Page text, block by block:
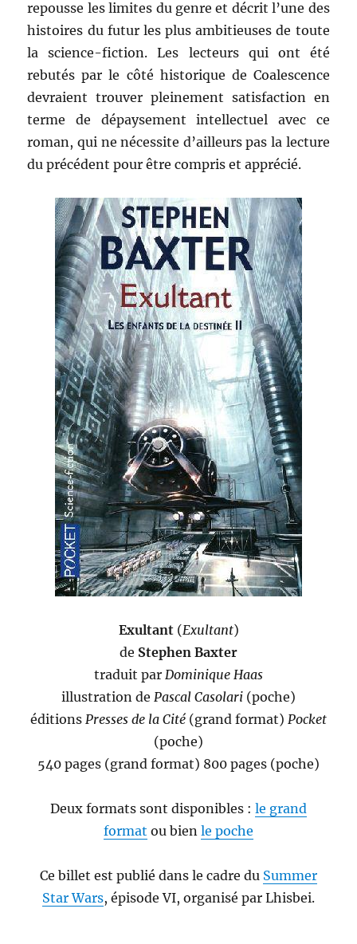
repousse les limites du genre et décrit l’une des
histoires du futur les plus ambitieuses de toute
la science-fiction. Les lecteurs qui ont été
rebutés par le côté historique de Coalescence
devraient trouver pleinement satisfaction en
terme de dépaysement intellectuel avec ce
roman, qui ne nécessite d’ailleurs pas la lecture
du précédent pour être compris et apprécié.
Exultant(Exultant)
de Stephen Baxter
traduit par Dominique Haas
illustration de Pascal Casolari (poche)
éditions Presses de la Cité (grand format) Pocket
(poche)
540 pages (grand format) 800 pages (poche)
Deux formats sont disponibles : le grand
format ou bien le poche
Ce billet est publié dans le cadre du Summer
Star Wars, épisode VI, organisé par Lhisbei.